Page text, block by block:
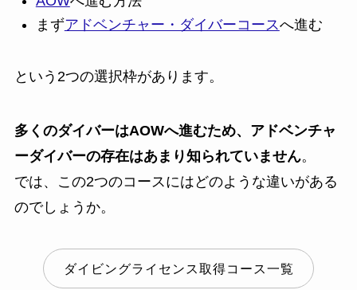
まずアドベンチャー・ダイバーコースへ進む
という2つの選択枠があります。
多くのダイバーはAOWへ進むため、アドベンチャ
ーダイバーの存在はあまり知られていません。
では、この2つのコースにはどのような違いがある
のでしょうか。
ダイビングライセンス取得コース一覧